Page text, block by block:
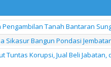
Tanah Bantaran
Sikasur Bangun Pondasi
Tuntas Korupsi, Jual Beli